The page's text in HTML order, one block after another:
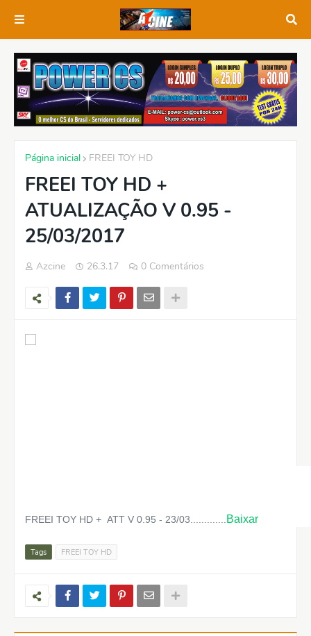
Página inicial FREEI TOY HD
FREEI TOY HD +
ATUALIZAÇÃO V 0.95 -
25/03/2017
Azcine 26.3.17 0 Comentários
FREEI TOY HD + ATT V 0.95 - 23/03............. Baixar
Tags FREEI TOY HD